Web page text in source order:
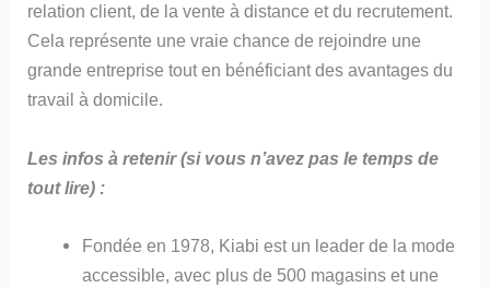
relation client, de la vente à distance et du recrutement.
Cela représente une vraie chance de rejoindre une
grande entreprise tout en bénéficiant des avantages du
travail à domicile.
Les infos à retenir (si vous n’avez pas le temps de
tout lire) :
Fondée en 1978, Kiabi est un leader de la mode
accessible, avec plus de 500 magasins et une